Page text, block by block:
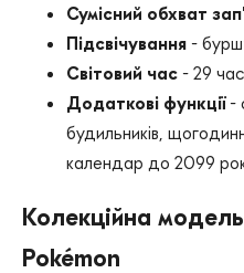
Сумісний обхват
Підсвічування -
Світовий час - 29
Додаткові функції-
будильників,
календар до 2099
Колекційна
Pokémon